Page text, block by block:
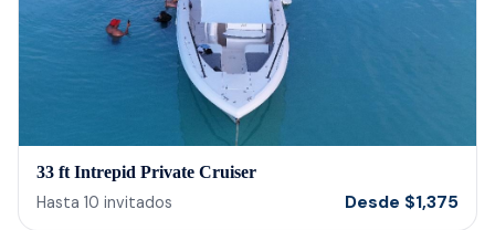
33 ft Intrepid Private Cruiser
Hasta 10 invitados Desde $1,375